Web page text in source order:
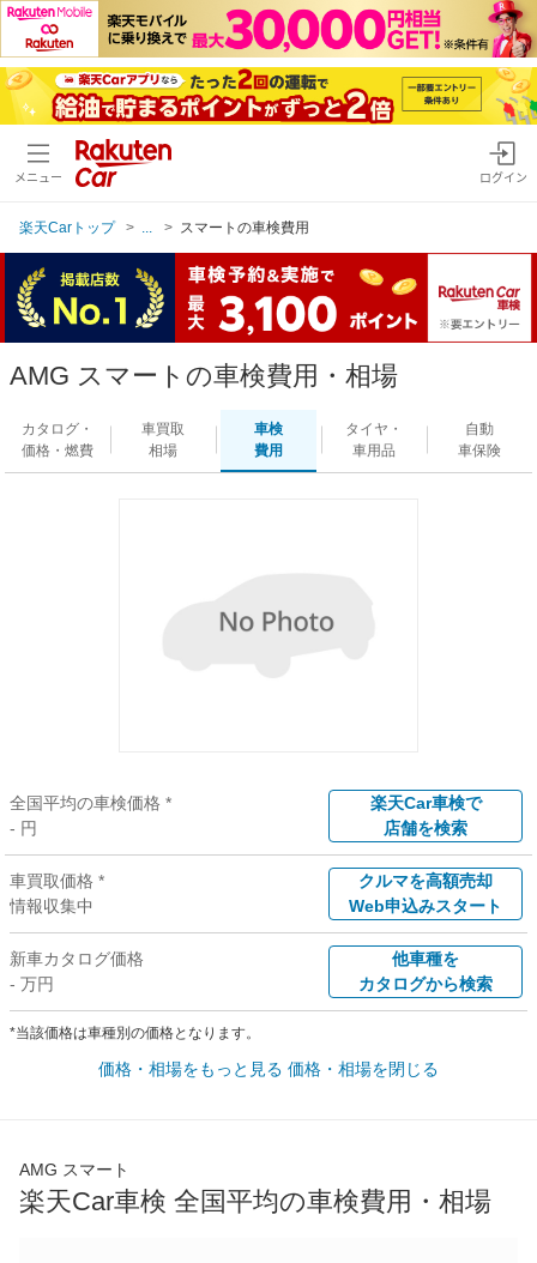
メニュー ログイン
楽天Carトップ スマートの車検費用
AMG スマートの車検費用・相場
カタログ・
価格・燃費
車買取
相場
車検
費用
タイヤ・
車用品
自動
車保険
全国平均の車検価格 *
- 円
楽天Car車検で
店舗を検索
車買取価格 *
情報収集中
クルマを高額売却
Web申込みスタート
新車カタログ価格
- 万円
他車種を
カタログから検索
*当該価格は車種別の価格となります。
価格・相場をもっと見る 価格・相場を閉じる
AMG スマート
楽天Car車検 全国平均の車検費用・相場